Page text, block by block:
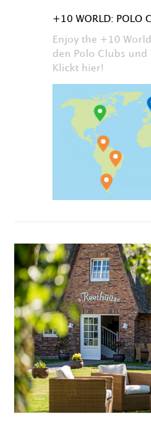
+10 WORLD: POLO
Enjoy the +10
den Polo Clubs und
Klickt hier!